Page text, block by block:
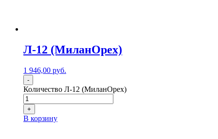
Л-12 (МиланОрех)
1 946,00 руб.
-
Количество Л-12 (МиланОрех)
+
В корзину